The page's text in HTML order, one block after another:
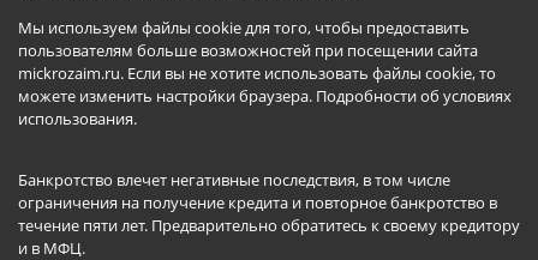
Мы используем файлы cookie для того, чтобы предоставить
пользователям больше возможностей при посещении сайта
mickrozaim.ru. Если вы не хотите использовать файлы cookie, то
можете изменить настройки браузера. Подробности об условиях
использования.
Банкротство влечет негативные последствия, в том числе
ограничения на получение кредита и повторное банкротство в
течение пяти лет. Предварительно обратитесь к своему кредитору
и в МФЦ.